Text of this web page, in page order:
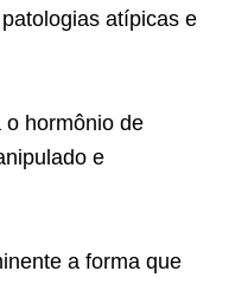
atípicas e
o hormônio de
e
a forma que